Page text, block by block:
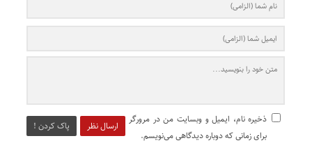
ارسال نظر پاک کردن !
ذخیره نام، ایمیل و وبسایت من در مرورگر
برای زمانی که دوباره دیدگاهی می‌نویسم.